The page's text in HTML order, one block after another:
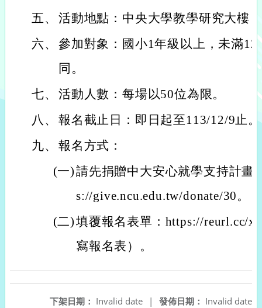
五、 活動地點：中央大學教學研究大樓
六、 參加對象：國小1年級以上，未滿
同。
七、 活動人數：每場以50位為限。
八、 報名截止日：即日起至113/12/9止。
九、 報名方式：
(一)請先捐贈中大安心就學支持計畫
s://give.ncu.edu.tw/donate/30。
(二)填覆報名表單：https://reurl.cc/
寫報名表）。
發佈日期： Invalid date
下架日期： Invalid date
|